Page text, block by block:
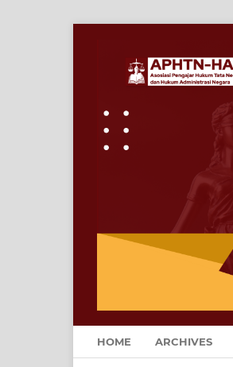
HOME ARCHIVES